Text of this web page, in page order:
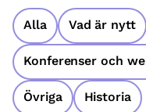
Alla Vad är nytt
Konferenser och
Övriga Historia